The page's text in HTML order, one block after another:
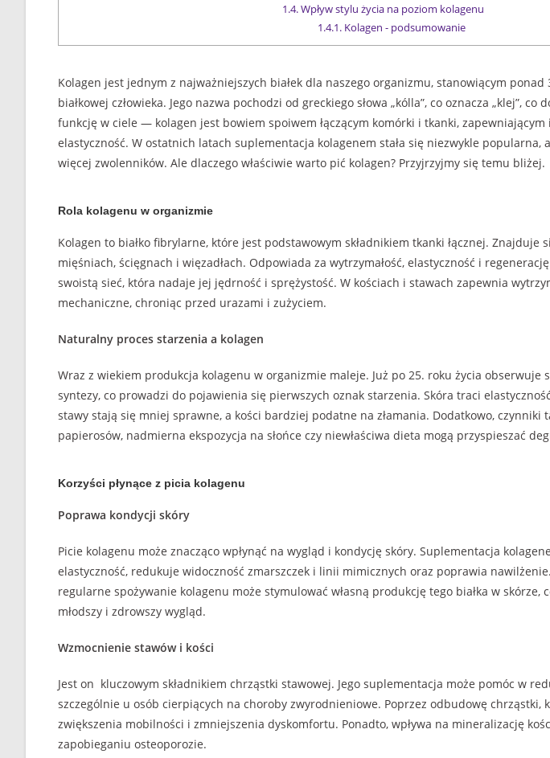
1.4.Wpływ stylu życia na poziom kolagenu
1.4.1.Kolagen - podsumowanie
Kolagen jest jednym z najważniejszych białek dla naszego organizmu, stanowiącym ponad
białkowej człowieka. Jego nazwa pochodzi od greckiego słowa „kólla”, co oznacza „klej”, co
funkcję w ciele — kolagen jest bowiem spoiwem łączącym komórki i tkanki,
elastyczność. W ostatnich latach suplementacja kolagenem stała się niezwykle popularna,
więcej zwolenników. Ale dlaczego właściwie warto pić kolagen? Przyjrzyjmy się temu bliżej.
Rola kolagenu w organizmie
Kolagen to białko fibrylarne, które jest podstawowym składnikiem tkanki łącznej. Znajduje
mięśniach, ścięgnach i więzadłach. Odpowiada za wytrzymałość, elastyczność i
swoistą sieć, która nadaje jej jędrność i sprężystość. W kościach i stawach zapewnia
mechaniczne, chroniąc przed urazami i zużyciem.
Naturalny proces starzenia a kolagen
Wraz z wiekiem produkcja kolagenu w organizmie maleje. Już po 25. roku życia obserwuje
syntezy, co prowadzi do pojawienia się pierwszych oznak starzenia. Skóra traci
stawy stają się mniej sprawne, a kości bardziej podatne na złamania. Dodatkowo, czynniki
papierosów, nadmierna ekspozycja na słońce czy niewłaściwa dieta mogą przyspieszać
Korzyści płynące z picia kolagenu
Poprawa kondycji skóry
Picie kolagenu może znacząco wpłynąć na wygląd i kondycję skóry. Suplementacja
elastyczność, redukuje widoczność zmarszczek i linii mimicznych oraz poprawia nawilżenie.
regularne spożywanie kolagenu może stymulować własną produkcję tego białka w skórze,
młodszy i zdrowszy wygląd.
Wzmocnienie stawów i kości
Jest on kluczowym składnikiem chrząstki stawowej. Jego suplementacja może pomóc w
szczególnie u osób cierpiących na choroby zwyrodnieniowe. Poprzez odbudowę chrząstki,
zwiększenia mobilności i zmniejszenia dyskomfortu. Ponadto, wpływa na mineralizację
zapobieganiu osteoporozie.